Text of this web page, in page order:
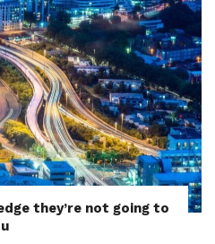
they’re not going to